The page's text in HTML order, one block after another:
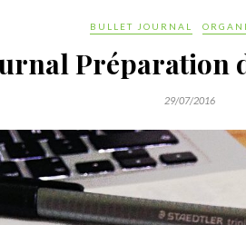
BULLET JOURNAL
Préparation
29/07/2016